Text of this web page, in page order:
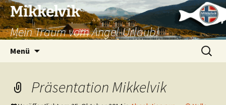
Mikkelvik
Mein Traum vom Angel-Urlaub!
Menü
Suchen
nach:
Präsentation Mikkelvik